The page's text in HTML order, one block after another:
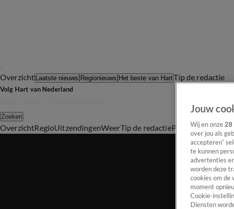
Overzicht Laatste nieuws Regionieuws Het beste van HartTip de redactie
Volg Hart van Nederland
Zoeken
OverzichtRegioUitzendingenWeerTip de redactiePanelVideo's
Jouw
Wij en onze 28
over jou als
accepteren”
te kunnen
advertenties
worden deze
cookies om de
moment
Cookie-
Diensten